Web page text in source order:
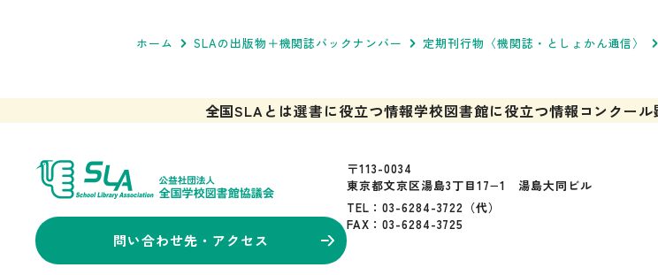
ホーム SLAの出版物＋機関誌バックナンバー 定期刊行物〈機関誌・としょかん通信〉
全国SLAとは選書に役立つ情報学校図書館に役立つ情報コンクール
問い合わせ先・アクセス
〒113-0034
東京都文京区湯島3丁目17−1 湯島大同ビル
TEL：03-6284-3722（代）
FAX：03-6284-3725